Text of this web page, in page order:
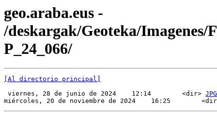
geo.araba.eus -
/deskargak/Geoteka/Imagenes/
P_24_066/
[Al directorio principal]
viernes, 28 de junio de 2024    12:14        <dir> JPG
miércoles, 20 de noviembre de 2024    16:25